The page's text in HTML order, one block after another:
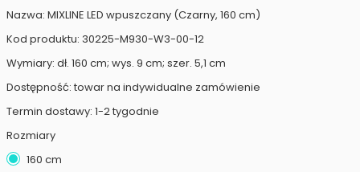
Nazwa: MIXLINE LED wpuszczany (Czarny, 160 cm)
Kod produktu: 30225-M930-W3-00-12
Wymiary: dł. 160 cm; wys. 9 cm; szer. 5,1 cm
Dostępność: towar na indywidualne zamówienie
Termin dostawy: 1-2 tygodnie
Rozmiary
160 cm